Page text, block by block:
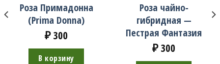
Роза Примадонна
(Prima Donna)
₽300
В корзину
Роза чайно-
гибридная —
Пестрая Фантазия
₽300